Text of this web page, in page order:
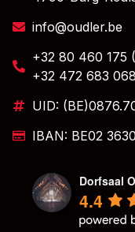
info@oudler.be
+32 80 460 175
+32 472 683
UID:
IBAN: BE02
Dorfsaal
4.4